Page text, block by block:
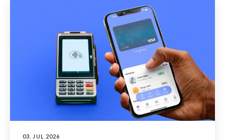
03. JUL 2026